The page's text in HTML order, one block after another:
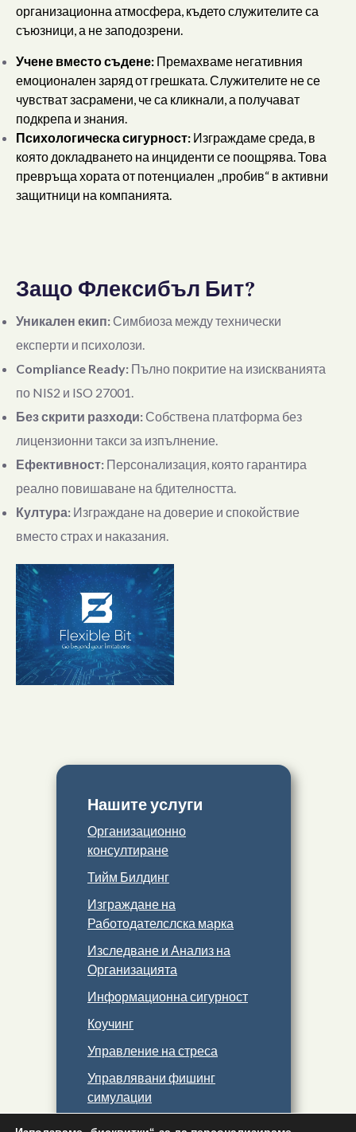
организационна атмосфера, където служителите са
съюзници, а не заподозрени.
Учене вместо съдене: Премахваме негативния
емоционален заряд от грешката. Служителите не се
чувстват засрамени, че са кликнали, а получават
подкрепа и знания.
Психологическа сигурност: Изграждаме среда, в
която докладването на инциденти се поощрява. Това
превръща хората от потенциален „пробив“ в активни
защитници на компанията.
Защо Флексибъл Бит?
Уникален екип: Симбиоза между технически
експерти и психолози.
Compliance Ready: Пълно покритие на изискванията
по NIS2 и ISO 27001.
Без скрити разходи: Собствена платформа без
лицензионни такси за изпълнение.
Ефективност: Персонализация, която гарантира
реално повишаване на бдителността.
Култура: Изграждане на доверие и спокойствие
вместо страх и наказания.
Нашите услуги
Организационно
консултиране
Тийм Билдинг
Изграждане на
Работодателслска марка
Изследване и Анализ на
Организацията
Информационна сигурност
Коучинг
Управление на стреса
Управлявани фишинг
симулации